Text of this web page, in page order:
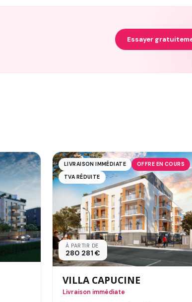
Essayer
LIVRAISON IMMÉDIATE
OFFRE EN COURS
TVA RÉDUITE
À PARTIR DE
280 281 €
VILLA CAPUCINE
Livraison immédiate